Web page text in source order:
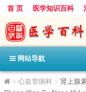
首 页 医学知识百科
心血管病科
呼吸科
内分泌科
口腔科
网站导航
> 心血管病科 > 肾上腺